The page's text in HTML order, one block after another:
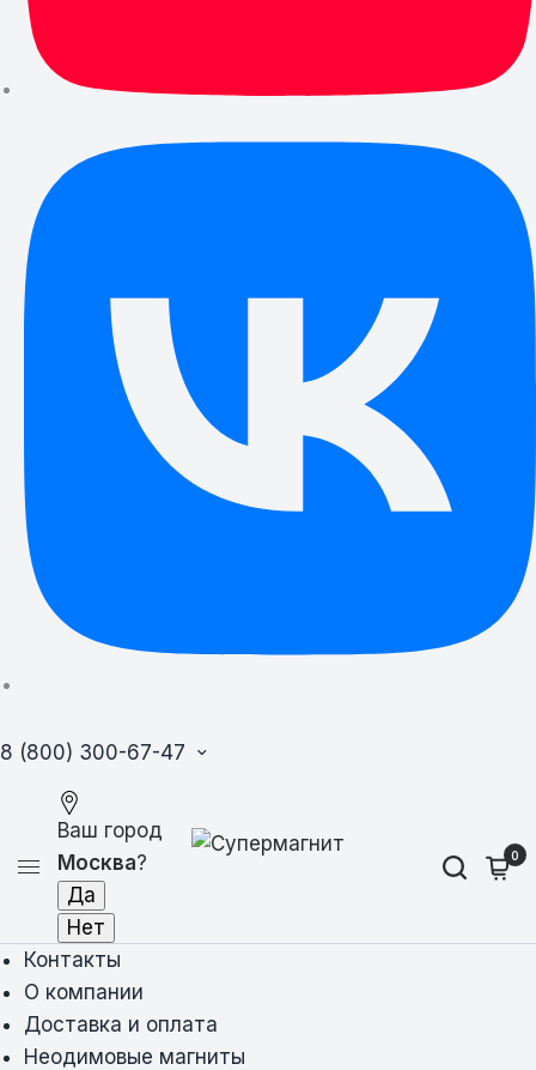
8 (800) 300-67-47
Ваш город
Москва? 0
Контакты
О компании
Доставка и оплата
Неодимовые магниты